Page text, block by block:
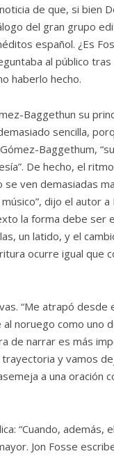
de que, si bien
del gran grupo
español. ¿Es
al público tras
haberlo hecho.
Baggethun su
sencilla,
Baggethum,
De hecho, el
ven demasiadas
dijo el autor a
la forma debe ser
un latido, y el
ocurre igual que
“Me atrapó desde
noruego como uno
de narrar es más
y vamos
a una oración
“Cuando, además,
Jon Fosse